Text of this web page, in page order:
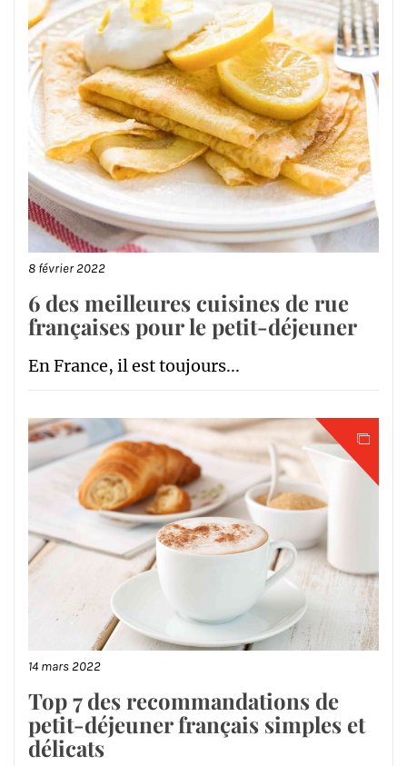
8 février 2022
6 des meilleures cuisines de rue
françaises pour le petit-déjeuner
En France, il est toujours...
14 mars 2022
Top 7 des recommandations de
petit-déjeuner français simples et
délicats